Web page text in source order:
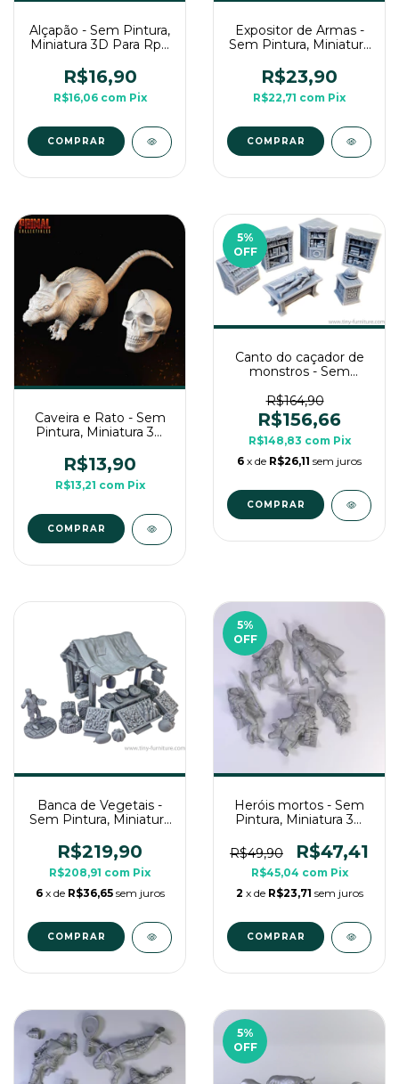
Alçapão - Sem Pintura,
Miniatura 3D Para Rpg
R$16,90
R$16,06 com Pix
Expositor de Armas -
Sem Pintura, Miniatura
R$23,90
R$22,71 com Pix
Caveira e Rato - Sem
Pintura, Miniatura 3D
R$13,90
R$13,21 com Pix
5%
OFF
Canto do caçador de
monstros - Sem
Enorme Para Rpg de
Mesa
R$164,90
R$156,66
R$148,83 com Pix
6 x de R$26,11 sem juros
Banca de Vegetais -
Sem Pintura, Miniatura
de Mesa
R$219,90
R$208,91 com Pix
6 x de R$36,65 sem juros
5%
OFF
Heróis mortos - Sem
Pintura, Miniatura 3D
Mesa
R$49,90 R$47,41
R$45,04 com Pix
2 x de R$23,71 sem juros
5%
OFF